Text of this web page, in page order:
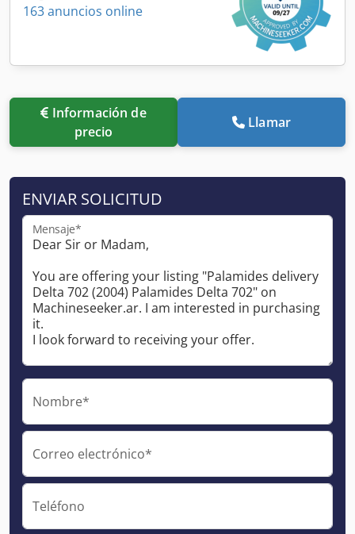
163 anuncios online
precio
Llamar
ENVIAR SOLICITUD
Mensaje*
Nombre*
Correo electrónico*
Teléfono